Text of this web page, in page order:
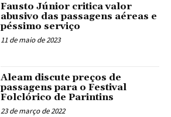
Fausto Júnior critica valor
abusivo das passagens aéreas e
péssimo serviço
11 de maio de 2023
Aleam discute preços de
passagens para o Festival
Folclórico de Parintins
23 de março de 2022